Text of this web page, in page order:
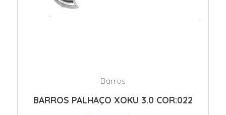
Barros
BARROS PALHAÇO XOKU 3.0 COR:022